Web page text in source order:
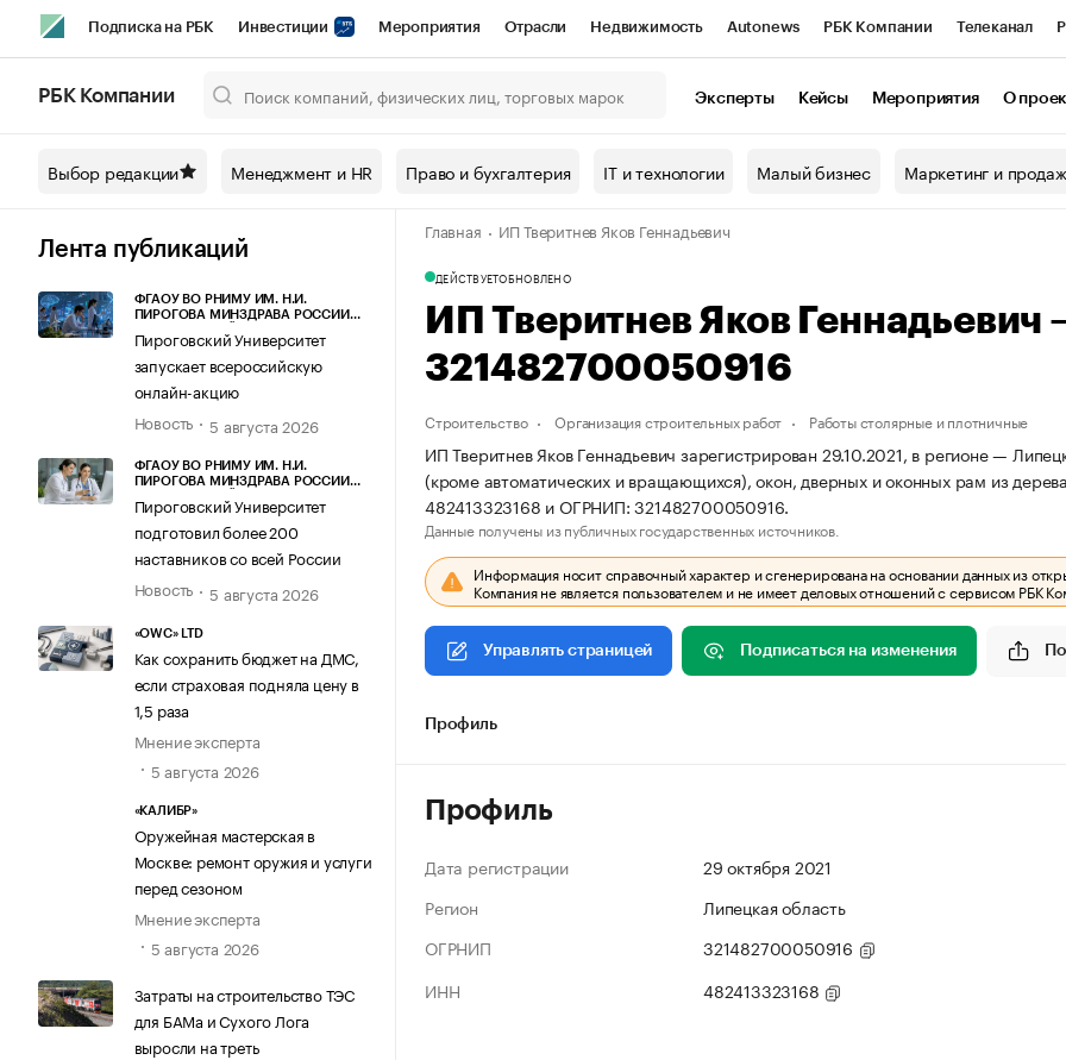
Подписка на РБК Инвестиции Мероприятия Отрасли Недвижимость Autonews РБК Компании Телеканал
Спецпроекты СПб Конференции СПб Спецпроекты Проверка контрагентов
Технологии и медиа Рынок наличной валюты
РБК Компании Эксперты Кейсы Мероприятия О
Выбор редакции Менеджмент и HR Право и бухгалтерия IT и технологии Малый бизнес Маркетинг и
Лента публикаций
ФГАОУ ВО РНИМУ ИМ. Н.И.
ПИРОГОВА МИНЗДРАВА РОССИИ
Пироговский Университет
запускает всероссийскую
онлайн-акцию
Новость
5 августа 2026
ФГАОУ ВО РНИМУ ИМ. Н.И.
ПИРОГОВА МИНЗДРАВА РОССИИ
Пироговский Университет
подготовил более 200
наставников со всей России
Новость
5 августа 2026
«OWC» LTD
Как сохранить бюджет на ДМС,
если страховая подняла цену в
1,5 раза
Мнение эксперта
5 августа 2026
«КАЛИБР»
Оружейная мастерская в
Москве: ремонт оружия и услуги
перед сезоном
Мнение эксперта
5 августа 2026
Затраты на строительство ТЭС
для БАМа и Сухого Лога
выросли на треть
Главная ИП Тверитнев Яков Геннадьевич
ДЕЙСТВУЕТОБНОВЛЕНО
ИП Тверитнев Яков
321482700050916
Строительство Организация строительных работ Работы столярные и плотничные
ИП Тверитнев Яков Геннадьевич зарегистрирован 29.10.2021, в регионе —
(кроме автоматических и вращающихся), окон, дверных и оконных рам из
482413323168 и ОГРНИП: 321482700050916.
Данные получены из публичных государственных источников.
Информация носит справочный характер и сгенерирована на основании данных из
Компания не является пользователем и не имеет деловых отношений с сервисом РБК
Управлять страницей Подписаться на изменения
Профиль
Профиль
Дата регистрации
29 октября 2021
Регион
Липецкая область
ОГРНИП
321482700050916
ИНН
482413323168